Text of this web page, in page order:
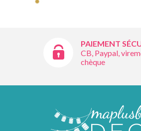
PAIEMENT
CB, Paypal,
chèque